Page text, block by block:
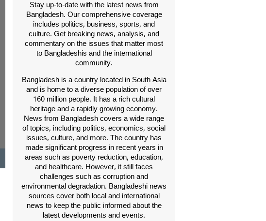
Stay up-to-date with the latest news from
Bangladesh. Our comprehensive coverage
includes politics, business, sports, and
culture. Get breaking news, analysis, and
commentary on the issues that matter most
to Bangladeshis and the international
community.
Bangladesh is a country located in South Asia
and is home to a diverse population of over
160 million people. It has a rich cultural
heritage and a rapidly growing economy.
News from Bangladesh covers a wide range
of topics, including politics, economics, social
issues, culture, and more. The country has
made significant progress in recent years in
areas such as poverty reduction, education,
and healthcare. However, it still faces
challenges such as corruption and
environmental degradation. Bangladeshi news
sources cover both local and international
news to keep the public informed about the
latest developments and events.